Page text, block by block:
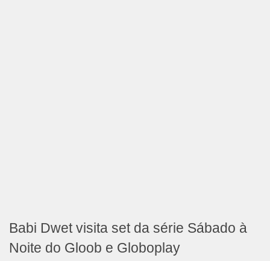
Babi Dwet visita set da série Sábado à
Noite do Gloob e Globoplay